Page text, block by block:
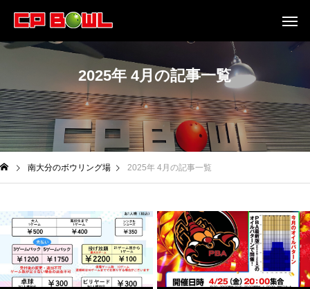
2025年 4月の記事一覧
南大分のボウリング場 2025年 4月の記事一覧